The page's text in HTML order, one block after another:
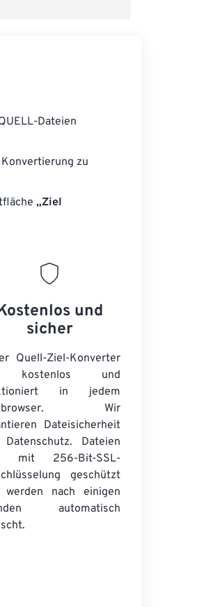
Dateien
zu
„Ziel
und
sicher
Quell-Ziel-Konverter
kostenlos und
in jedem
Wir
Dateisicherheit
Datenschutz. Dateien
mit 256-Bit-SSL-
geschützt
werden nach einigen
automatisch